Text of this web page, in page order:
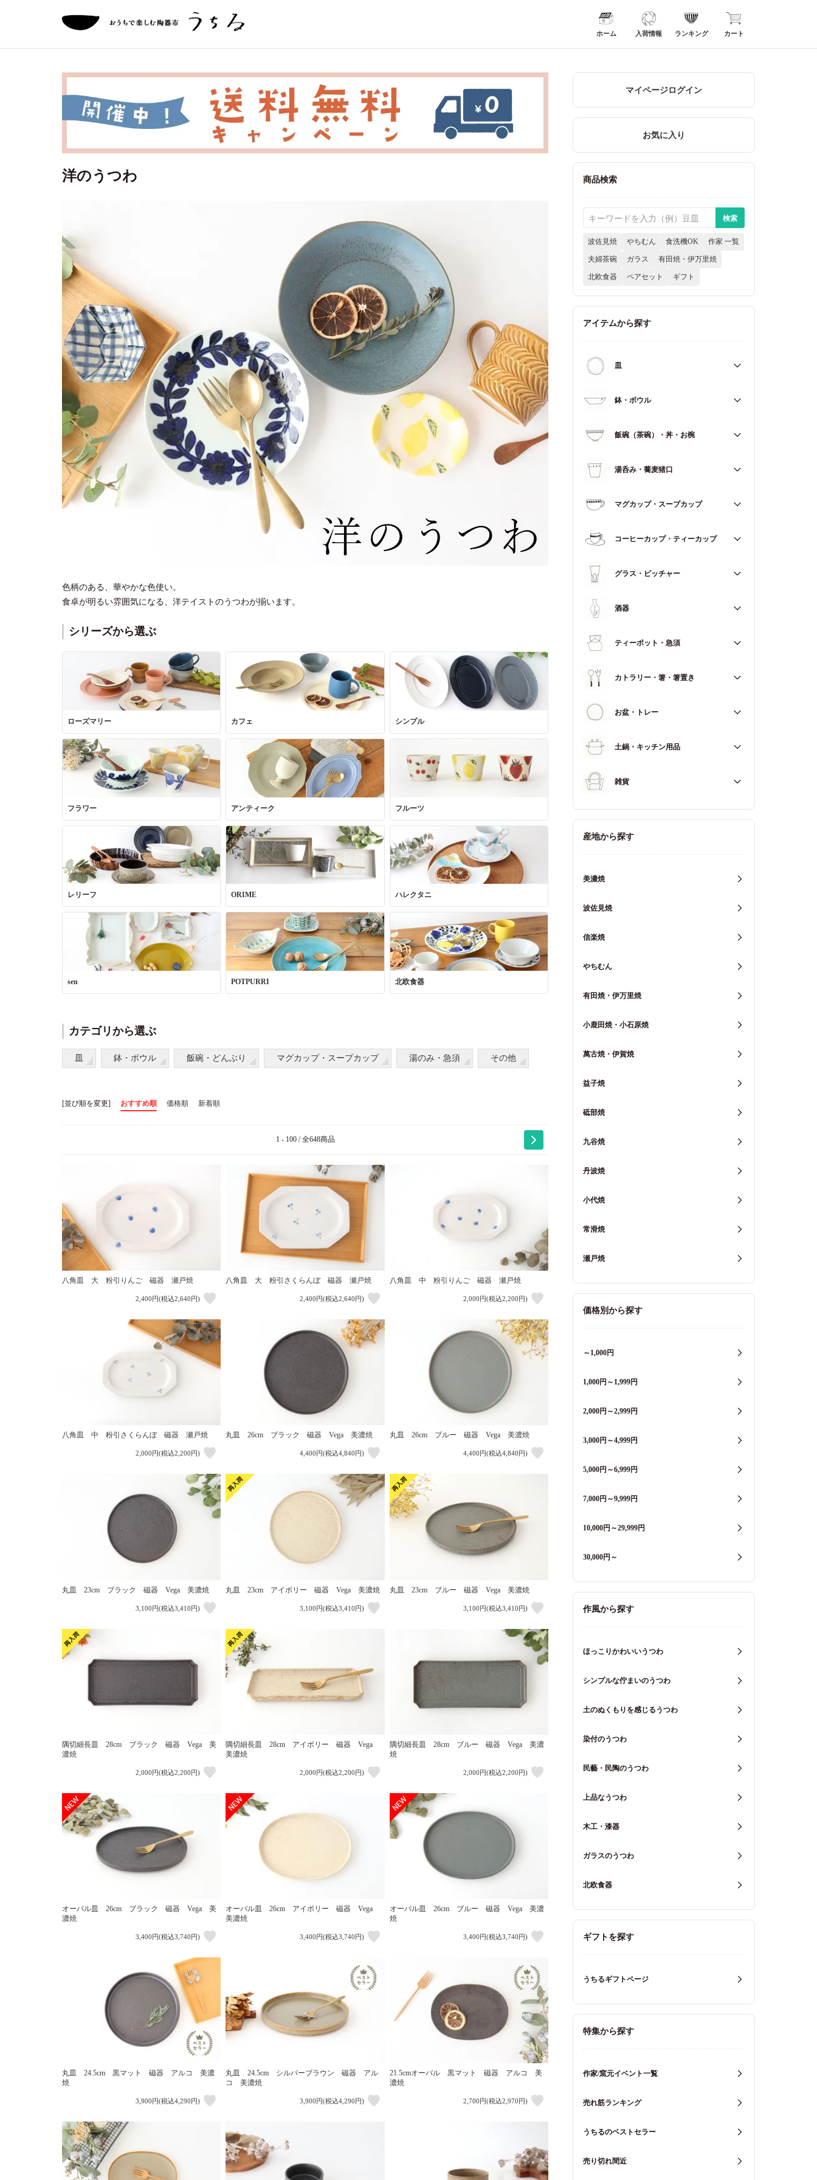
ホーム 入荷情報 ランキング カート
洋のうつわ
色柄のある、華やかな色使い。
食卓が明るい雰囲気になる、洋テイストのうつわが揃います。
シリーズから選ぶ
ローズマリー カフェ シンプル
フラワー アンティーク フルーツ
レリーフ ORIME ハレクタニ
sen POTPURRI 北欧食器
カテゴリから選ぶ
鉢・ボウル 飯碗・どんぶり マグカップ・スープカップ 湯のみ・急須 その他
[並び順を変更] おすすめ順 価格順 新着順
1 - 100 / 全648商品
八角皿 大 粉引りんご 磁器 瀬戸焼
2,400円(税込2,640円)
八角皿 大 粉引さくらんぼ 磁器 瀬戸焼
2,400円(税込2,640円)
八角皿 中 粉引りんご 磁器 瀬戸焼
2,000円(税込2,200円)
八角皿 中 粉引さくらんぼ 磁器 瀬戸焼
2,000円(税込2,200円)
丸皿 26cm ブラック 磁器 Vega 美濃焼
4,400円(税込4,840円)
丸皿 26cm ブルー 磁器 Vega 美濃焼
4,400円(税込4,840円)
丸皿 23cm ブラック 磁器 Vega 美濃焼
3,100円(税込3,410円)
丸皿 23cm アイボリー 磁器 Vega 美濃焼
3,100円(税込3,410円)
丸皿 23cm ブルー 磁器 Vega 美濃焼
3,100円(税込3,410円)
隅切細長皿 28cm ブラック 磁器 Vega 美
濃焼
2,000円(税込2,200円)
隅切細長皿 28cm アイボリー 磁器 Vega
美濃焼
2,000円(税込2,200円)
隅切細長皿 28cm ブルー 磁器 Vega 美濃
焼
2,000円(税込2,200円)
オーバル皿 26cm ブラック 磁器 Vega 美
濃焼
3,400円(税込3,740円)
オーバル皿 26cm アイボリー 磁器 Vega
美濃焼
3,400円(税込3,740円)
オーバル皿 26cm ブルー 磁器 Vega 美濃
焼
3,400円(税込3,740円)
丸皿 24.5cm 黒マット 磁器 アルコ 美濃
焼
3,900円(税込4,290円)
丸皿 24.5cm シルバーブラウン 磁器 アル
コ 美濃焼
3,900円(税込4,290円)
21.5cmオーバル 黒マット 磁器 アルコ 美
濃焼
2,700円(税込2,970円)
マイページログイン
お気に入り
商品検索
波佐見焼 やちむん 食洗機OK 作家 一覧
夫婦茶碗 ガラス 有田焼・伊万里焼
北欧食器 ペアセット ギフト
アイテムから探す
皿
すべて
取皿・中皿（15～20cm）
鉢・ボウル
すべて
中鉢（13～17cm）
飯碗（茶碗）・丼・お椀
すべて
丼（どんぶり）
湯呑み・蕎麦猪口
蕎麦猪口（そばちょこ）
マグカップ・スープカップ
スープカップ
コーヒーカップ・ティーカップ
グラス・ピッチャー
すべて
酒器
お猪口（おちょこ）
ティーポット・急須
カトラリー・箸・箸置き
すべて
箸
お盆・トレー
すべて
土鍋・キッチン用品
すべて
キッチン用品
重箱・弁当箱
雑貨
すべて
産地から探す
美濃焼
波佐見焼
信楽焼
やちむん
有田焼・伊万里焼
小鹿田焼・小石原焼
萬古焼・伊賀焼
益子焼
砥部焼
九谷焼
丹波焼
小代焼
常滑焼
瀬戸焼
価格別から探す
～1,000円
1,000円～1,999円
2,000円～2,999円
3,000円～4,999円
5,000円～6,999円
7,000円～9,999円
10,000円～29,999円
30,000円～
作風から探す
ほっこりかわいいうつわ
シンプルな佇まいのうつわ
土のぬくもりを感じるうつわ
染付のうつわ
民藝・民陶のうつわ
上品なうつわ
木工・漆器
ガラスのうつわ
北欧食器
ギフトを探す
うちるギフトページ
特集から探す
作家/窯元イベント一覧
売れ筋ランキング
うちるのベストセラー
売り切れ間近